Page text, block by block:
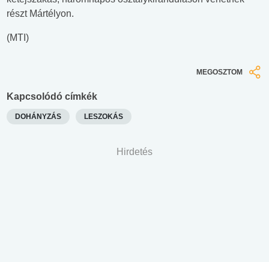
részt Mártélyon.
(MTI)
MEGOSZTOM
Kapcsolódó címkék
DOHÁNYZÁS LESZOKÁS
Hirdetés